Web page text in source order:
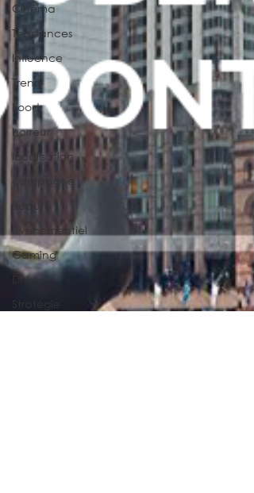
Cinéma
Tendances
Influence
Trend
Food
horreur
localisation
campagne
Beauté
événementiel
Gaming
DIY
Stratégie